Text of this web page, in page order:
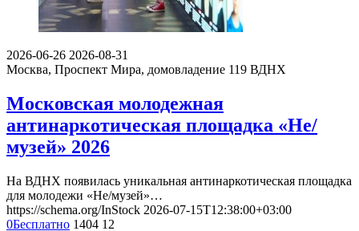
2026-06-26 2026-08-31
Москва, Проспект Мира, домовладение 119 ВДНХ
Московская молодежная
антинаркотическая площадка «Не/
музей» 2026
На ВДНХ появилась уникальная антинаркотическая площадка
для молодежи «Не/музей»…
https://schema.org/InStock 2026-07-15T12:38:00+03:00
0Бесплатно 1404 12